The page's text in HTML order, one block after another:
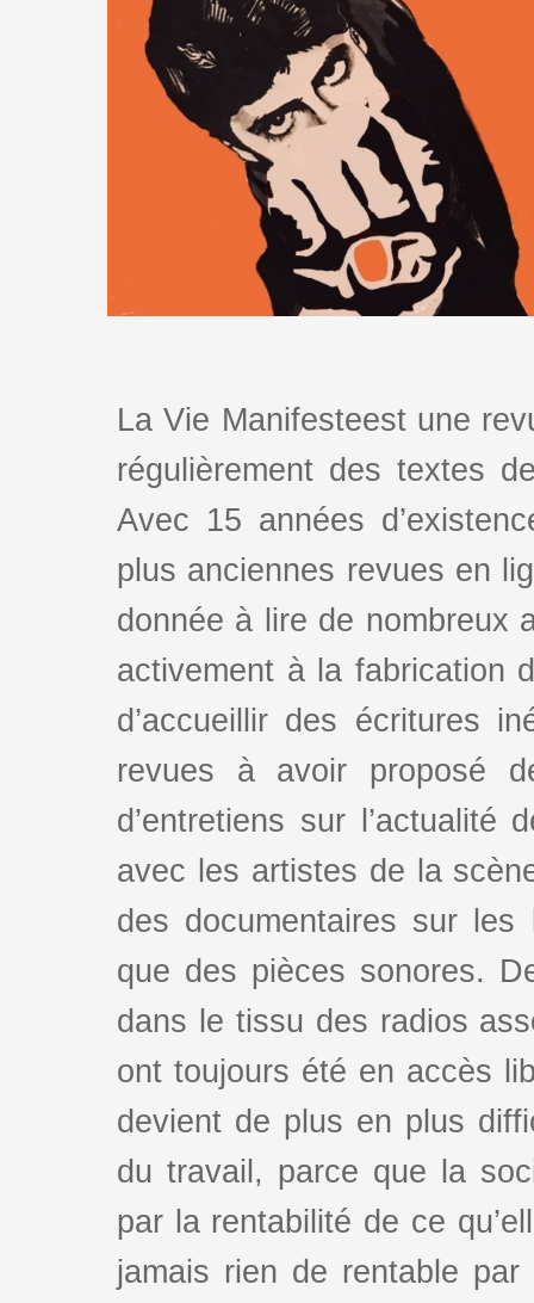
La Vie Manifesteest une
régulièrement des textes
Avec 15 années
plus anciennes revues en
donnée à lire de nombreux
activement à la fabrication
d’accueillir des écritures
revues à avoir proposé
d’entretiens sur l’actualité
avec les artistes de la
des documentaires sur
que des pièces sonores.
dans le tissu des radios
ont toujours été en accès
devient de plus en plus
du travail, parce que la
par la rentabilité de ce
jamais rien de rentable